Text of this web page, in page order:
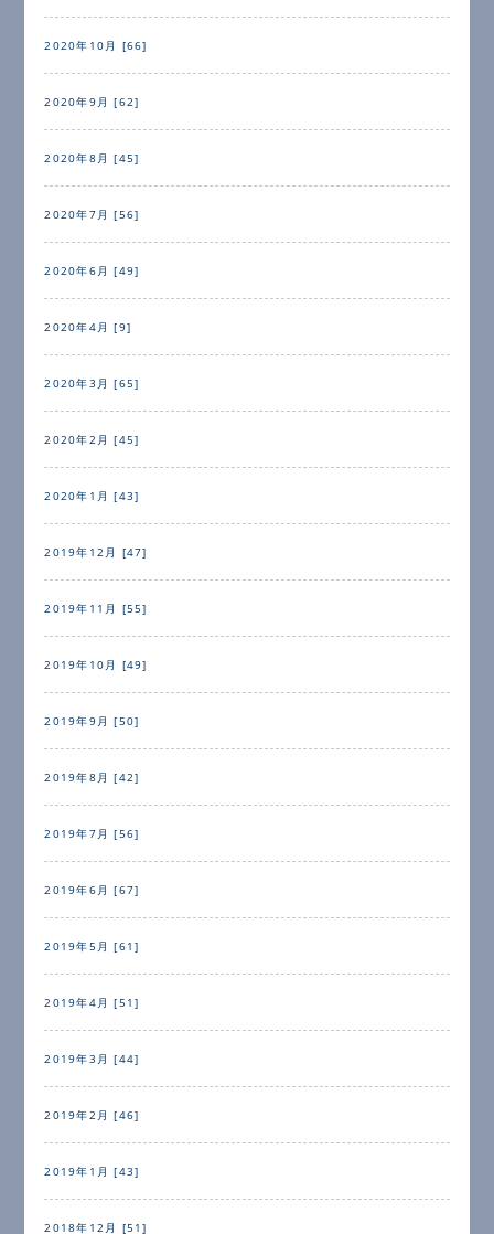
2020年10月 [66]
2020年9月 [62]
2020年8月 [45]
2020年7月 [56]
2020年6月 [49]
2020年4月 [9]
2020年3月 [65]
2020年2月 [45]
2020年1月 [43]
2019年12月 [47]
2019年11月 [55]
2019年10月 [49]
2019年9月 [50]
2019年8月 [42]
2019年7月 [56]
2019年6月 [67]
2019年5月 [61]
2019年4月 [51]
2019年3月 [44]
2019年2月 [46]
2019年1月 [43]
2018年12月 [51]